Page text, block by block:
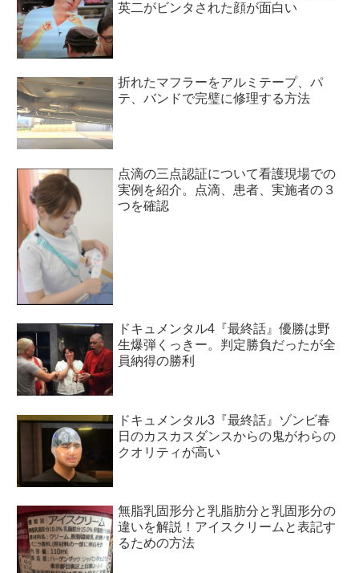
英二がビンタされた顔が面白い
折れたマフラーをアルミテープ、パ
テ、バンドで完璧に修理する方法
点滴の三点認証について看護現場での
実例を紹介。点滴、患者、実施者の３
つを確認
ドキュメンタル4『最終話』優勝は野
生爆弾くっきー。判定勝負だったが全
員納得の勝利
ドキュメンタル3『最終話』ゾンビ春
日のカスカスダンスからの鬼がわらの
クオリティが高い
無脂乳固形分と乳脂肪分と乳固形分の
違いを解説！アイスクリームと表記す
るための方法